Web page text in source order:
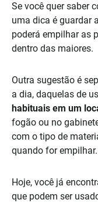
Se você quer saber
uma dica é guardar
poderá empilhar as
dentro das maiores.
Outra sugestão é
a dia, daquelas de
habituais em um
fogão ou no
com o tipo de
quando for empilhar.
Hoje, você já
que podem ser